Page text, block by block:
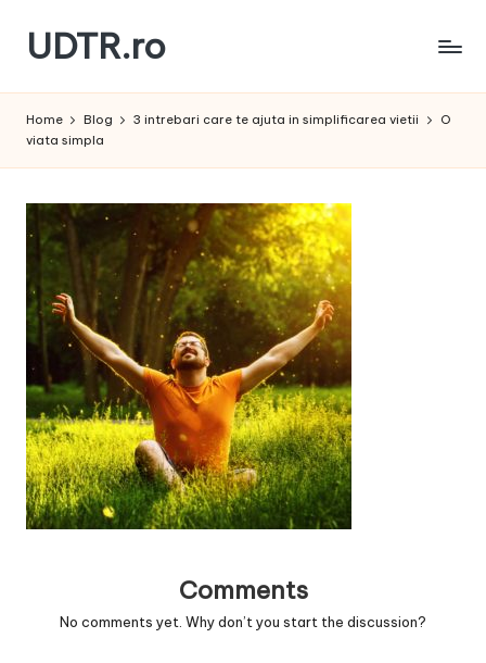
Skip
content
UDTR.ro
te
Home Blog 3 intrebari care te ajuta in simplificarea vietii
O
viata simpla
Comments
No comments yet. Why don’t you start the discussion?